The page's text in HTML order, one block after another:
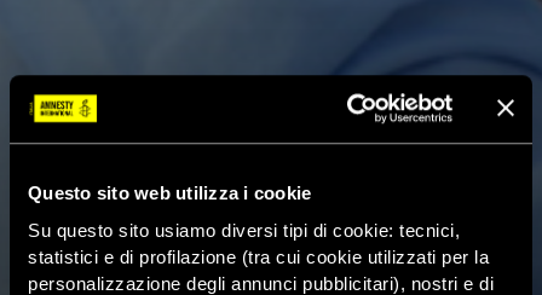
Questo sito web utilizza i cookie
Su questo sito usiamo diversi tipi di cookie: tecnici,
statistici e di profilazione (tra cui cookie utilizzati per la
personalizzazione degli annunci pubblicitari), nostri e di